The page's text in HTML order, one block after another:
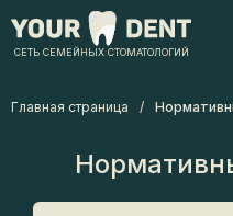
СЕТЬ СЕМЕЙНЫХ СТОМАТОЛОГИЙ
Главная страница /